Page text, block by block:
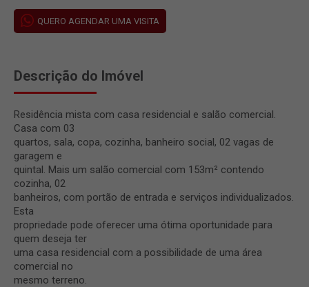
QUERO AGENDAR UMA VISITA
Descrição do Imóvel
Residência mista com casa residencial e salão comercial.
Casa com 03
quartos, sala, copa, cozinha, banheiro social, 02 vagas de
garagem e
quintal. Mais um salão comercial com 153m² contendo
cozinha, 02
banheiros, com portão de entrada e serviços individualizados.
Esta
propriedade pode oferecer uma ótima oportunidade para
quem deseja ter
uma casa residencial com a possibilidade de uma área
comercial no
mesmo terreno.